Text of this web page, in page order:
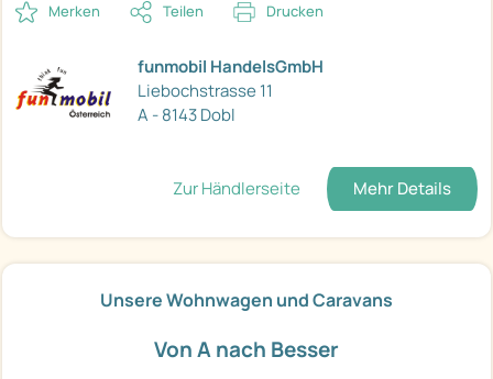
Merken Teilen Drucken
funmobil HandelsGmbH
Liebochstrasse 11
A - 8143 Dobl
Zur Händlerseite Mehr Details
Unsere Wohnwagen und Caravans
Von A nach Besser